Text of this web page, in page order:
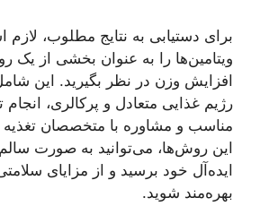
برای دستیابی به نتایج مطلوب،
ویتامین‌ها را به عنوان بخشی از یک
افزایش وزن در نظر بگیرید. این
رژیم غذایی متعادل و پرکالری،
مناسب و مشاوره با متخصصان
این روش‌ها، می‌توانید به صورت
ایده‌آل خود برسید و از مزایای
بهره‌مند شوید.